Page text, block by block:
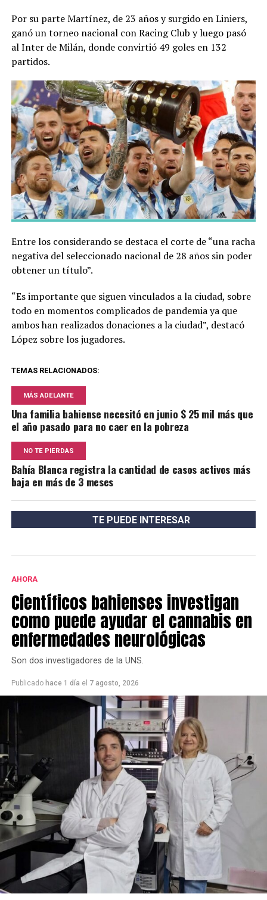
Por su parte Martínez, de 23 años y surgido en Liniers,
ganó un torneo nacional con Racing Club y luego pasó
al Inter de Milán, donde convirtió 49 goles en 132
partidos.
Entre los considerando se destaca el corte de “una racha
negativa del seleccionado nacional de 28 años sin poder
obtener un título”.
“Es importante que siguen vinculados a la ciudad, sobre
todo en momentos complicados de pandemia ya que
ambos han realizados donaciones a la ciudad”, destacó
López sobre los jugadores.
TEMAS RELACIONADOS:
MÁS ADELANTE
Una familia bahiense necesitó en junio $ 25 mil más que
el año pasado para no caer en la pobreza
NO TE PIERDAS
Bahía Blanca registra la cantidad de casos activos más
baja en más de 3 meses
TE PUEDE INTERESAR
AHORA
Científicos bahienses investigan
como puede ayudar el cannabis en
enfermedades neurológicas
Son dos investigadores de la UNS.
Publicado hace 1 día el 7 agosto, 2026